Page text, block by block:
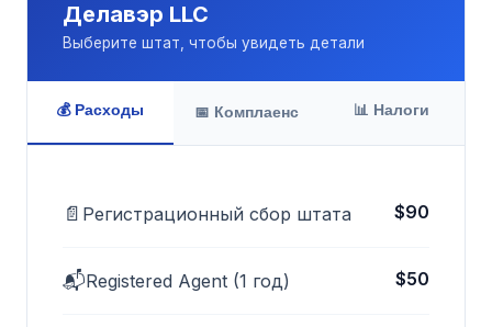
Делавэр LLC
Выберите штат, чтобы увидеть детали
💰 Расходы 📅 Комплаенс 📊 Налоги
📄 Регистрационный сбор штата $90
📬Registered Agent (1 год) $50